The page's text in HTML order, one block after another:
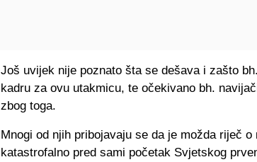
Još uvijek nije poznato šta se dešava i zašto
kadru za ovu utakmicu, te očekivano bh.
zbog toga.
Mnogi od njih pribojavaju se da je možda riječ
katastrofalno pred sami početak Svjetskog